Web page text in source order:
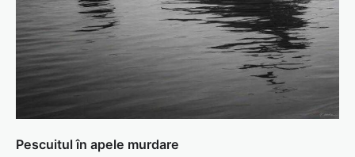
Pescuitul în apele murdare